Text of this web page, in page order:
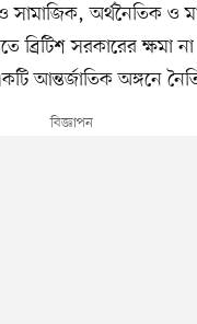
অর্থনৈতিক ও
ব্রিটিশ সরকারের ক্ষমা
আন্তর্জাতিক অঙ্গনে